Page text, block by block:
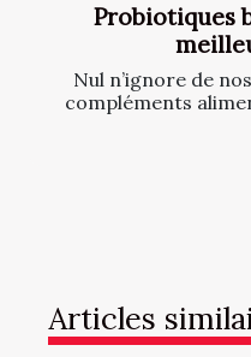
Probiotiques
Nul n’ignore de
compléments
Articles